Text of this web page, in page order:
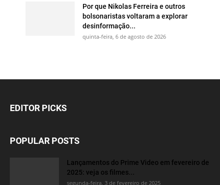
Por que Nikolas Ferreira e outros
bolsonaristas voltaram a explorar
desinformação...
quinta-feira, 6 de agosto de 2026
EDITOR PICKS
POPULAR POSTS
Lançamentos do Prime Video em fevereiro de
2025: veja os filmes...
segunda-feira, 3 de fevereiro de 2025